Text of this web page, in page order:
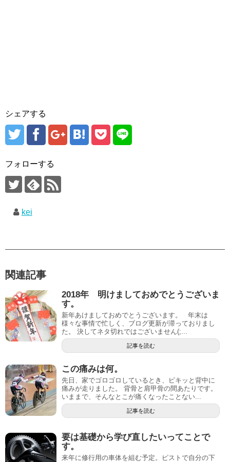
シェアする
フォローする
kei
関連記事
2018年 明けましておめでとうございま
す。
新年あけましておめでとうございます。 年末は
様々な事情で忙しく、ブログ更新が滞っておりまし
た。 決してネタ切れではございません(;...
記事を読む
この痛みは何。
先日、家でゴロゴロしているとき、ピキッと背中に
痛みが走りました。 背骨と肩甲骨の間あたりです。
いままで、そんなとこが痛くなったことない...
記事を読む
要は基礎から学び直したいってことで
す。
来年に修行用の車体を組む予定。ピストで自分の下